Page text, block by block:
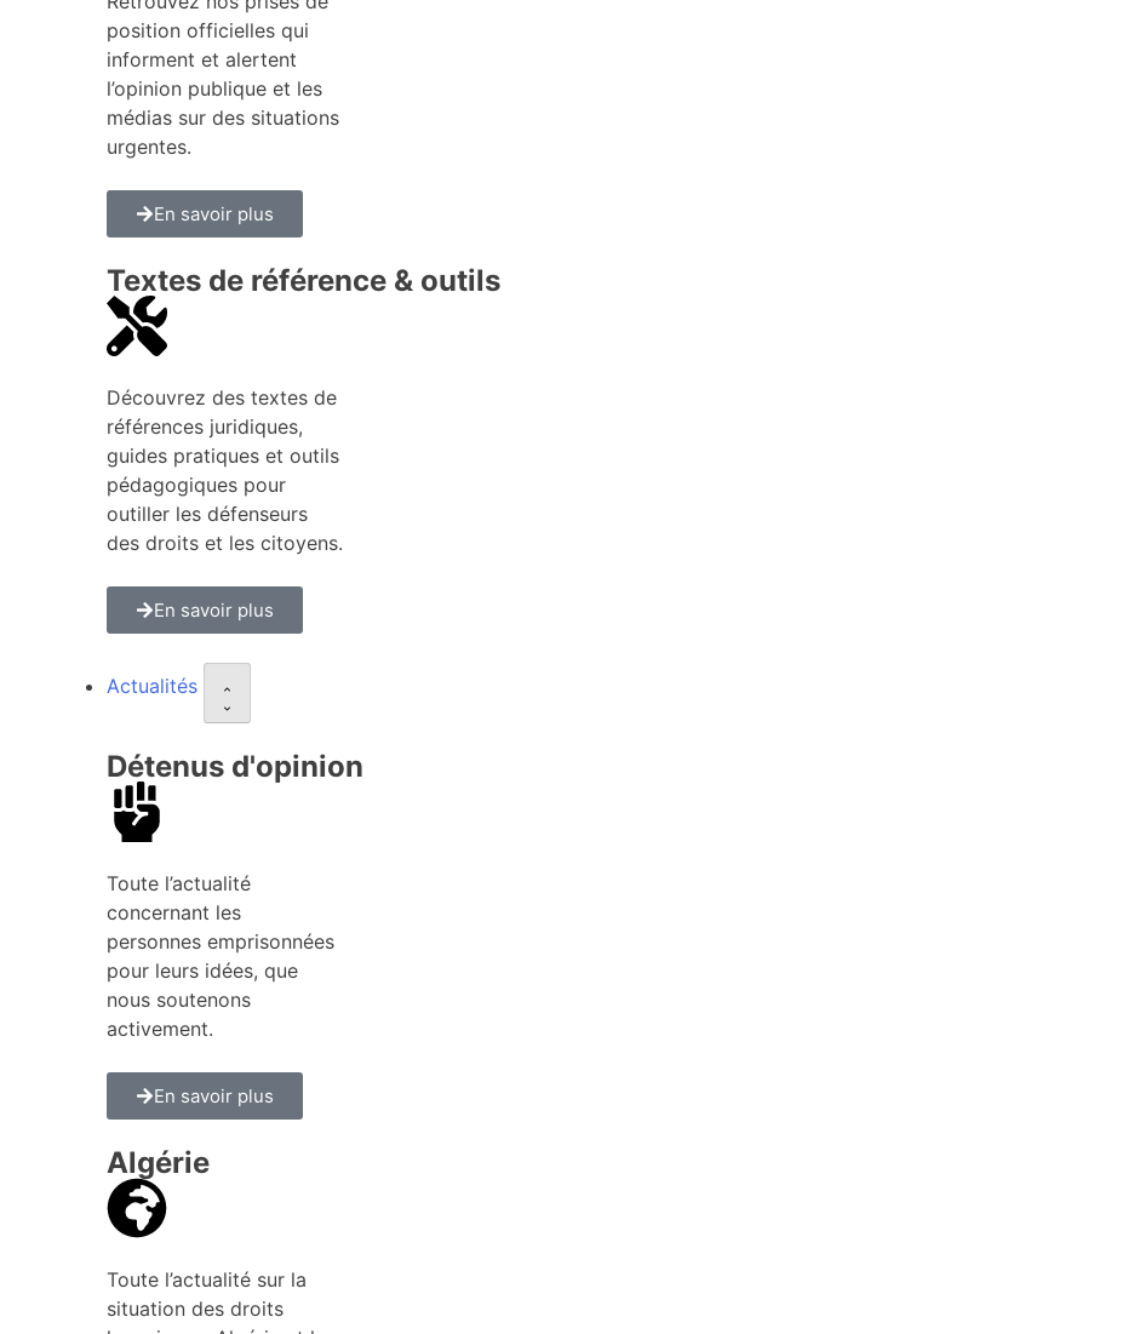
position officielles qui
informent et alertent
l’opinion publique et les
médias sur des situations
urgentes.
En savoir plus
Textes de référence & outils
Découvrez des textes de
références juridiques,
guides pratiques et outils
pédagogiques pour
outiller les défenseurs
des droits et les citoyens.
En savoir plus
Actualités
Détenus d'opinion
Toute l’actualité
concernant les
personnes emprisonnées
pour leurs idées, que
nous soutenons
activement.
En savoir plus
Algérie
Toute l’actualité sur la
situation des droits